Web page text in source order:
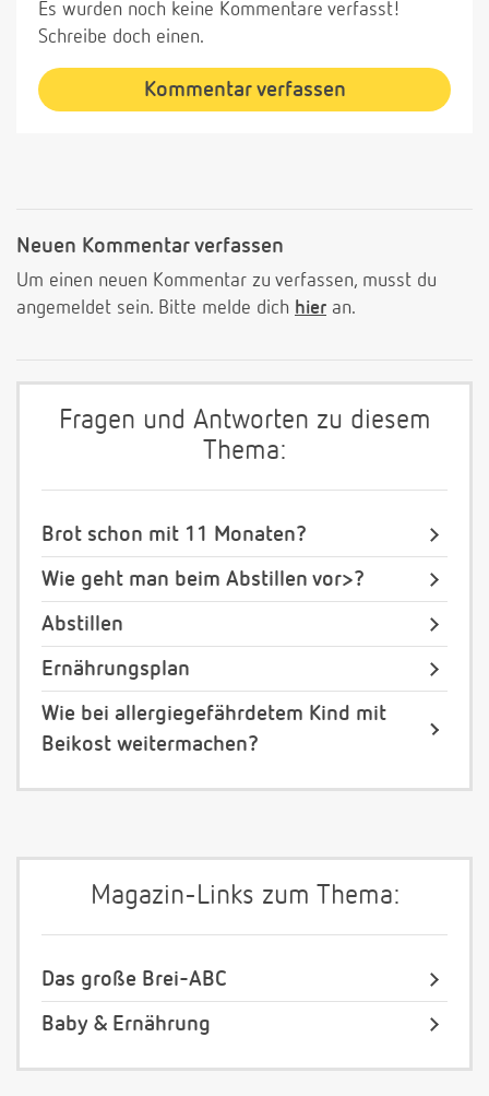
Es wurden noch keine Kommentare verfasst!
Schreibe doch einen.
Kommentar verfassen
Neuen Kommentar verfassen
Um einen neuen Kommentar zu verfassen, musst du
angemeldet sein. Bitte melde dich hier an.
Fragen und Antworten zu diesem
Thema:
Brot schon mit 11 Monaten?
Wie geht man beim Abstillen vor>?
Abstillen
Ernährungsplan
Wie bei allergiegefährdetem Kind mit
Beikost weitermachen?
Magazin-Links zum Thema:
Das große Brei-ABC
Baby & Ernährung